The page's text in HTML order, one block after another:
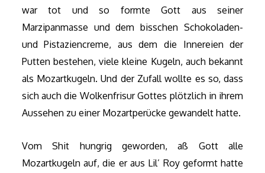
war tot und so formte Gott aus seiner
Marzipanmasse und dem bisschen Schokoladen-
und Pistaziencreme, aus dem die Innereien der
Putten bestehen, viele kleine Kugeln, auch bekannt
als Mozartkugeln. Und der Zufall wollte es so, dass
sich auch die Wolkenfrisur Gottes plötzlich in ihrem
Aussehen zu einer Mozartperücke gewandelt hatte.
Vom Shit hungrig geworden, aß Gott alle
Mozartkugeln auf, die er aus Lil’ Roy geformt hatte